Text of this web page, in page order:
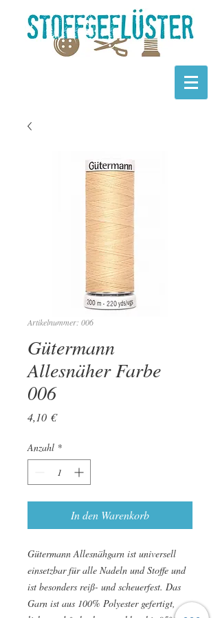
Artikelnummer: 006
Gütermann
Allesnäher Farbe
006
4,10 €Preis
Anzahl *
In den Warenkorb
Gütermann Allesnähgarn ist universell
einsetzbar für alle Nadeln und Stoffe und
ist besonders reiß- und scheuerfest. Das
Garn ist aus 100% Polyester gefertigt,